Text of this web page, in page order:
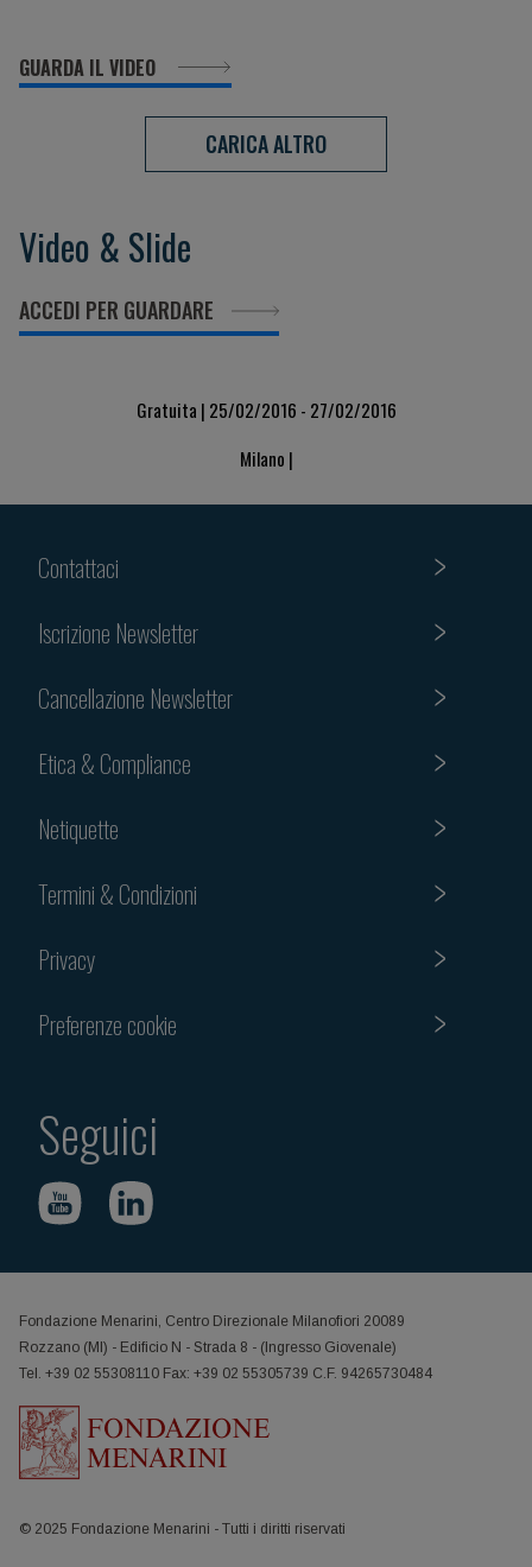
GUARDA IL VIDEO
CARICA ALTRO
Video & Slide
ACCEDI PER GUARDARE
Gratuita | 25/02/2016 - 27/02/2016
Milano |
Contattaci
Iscrizione Newsletter
Cancellazione Newsletter
Etica & Compliance
Netiquette
Termini & Condizioni
Privacy
Preferenze cookie
Seguici
Fondazione Menarini, Centro Direzionale Milanofiori 20089
Rozzano (MI) - Edificio N - Strada 8 - (Ingresso Giovenale)
Tel. +39 02 55308110 Fax: +39 02 55305739 C.F. 94265730484
© 2025 Fondazione Menarini - Tutti i diritti riservati